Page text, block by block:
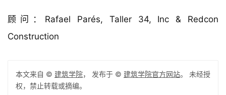
顾问：Rafael Parés, Taller 34, Inc & Redcon
Construction
本文来自 © 建筑学院， 发布于 © 建筑学院官方网站。 未经授
权，禁止转载或摘编。